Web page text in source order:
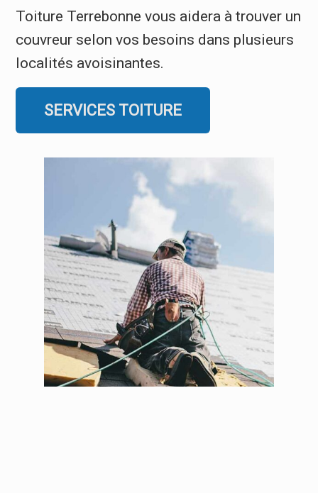
Toiture Terrebonne vous aidera à trouver un
couvreur selon vos besoins dans plusieurs
localités avoisinantes.
SERVICES TOITURE